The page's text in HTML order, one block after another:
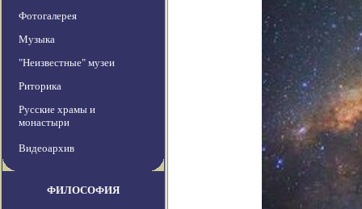
Фотогалерея
Музыка
"Неизвестные" музеи
Риторика
Русские храмы и
монастыри
Видеоархив
ФИЛОСОФИЯ